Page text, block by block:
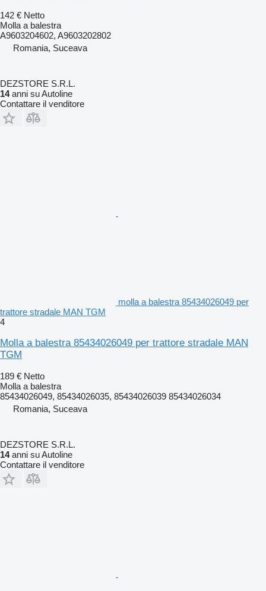
142 € Netto
Molla a balestra
A9603204602, A9603202802
Romania, Suceava
DEZSTORE S.R.L.
14anni su Autoline
Contattare il venditore
molla a balestra 85434026049 per
trattore stradale MAN TGM
4
Molla a balestra 85434026049 per trattore stradale MAN
TGM
189 € Netto
Molla a balestra
85434026049, 85434026035, 85434026039 85434026034
Romania, Suceava
DEZSTORE S.R.L.
14anni su Autoline
Contattare il venditore